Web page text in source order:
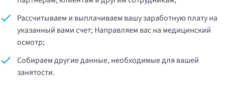
Рассчитываем и выплачиваем вашу заработную плату на
указанный вами счет; Направляем вас на медицинский
осмотр;
Собираем другие данные, необходимые для вашей
занятости.